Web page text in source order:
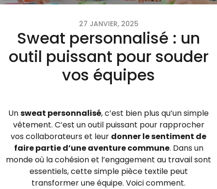
27 JANVIER, 2025
Sweat personnalisé : un
outil puissant pour souder
vos équipes
Unsweat personnalisé, c’est bien plus qu’un simple
vêtement. C’est un outil puissant pour rapprocher
vos collaborateurs et leur donner le sentiment de
faire partie d’une aventure commune. Dans un
monde où la cohésion et l’engagement au travail sont
essentiels, cette simple pièce textile peut
transformer une équipe. Voici comment.